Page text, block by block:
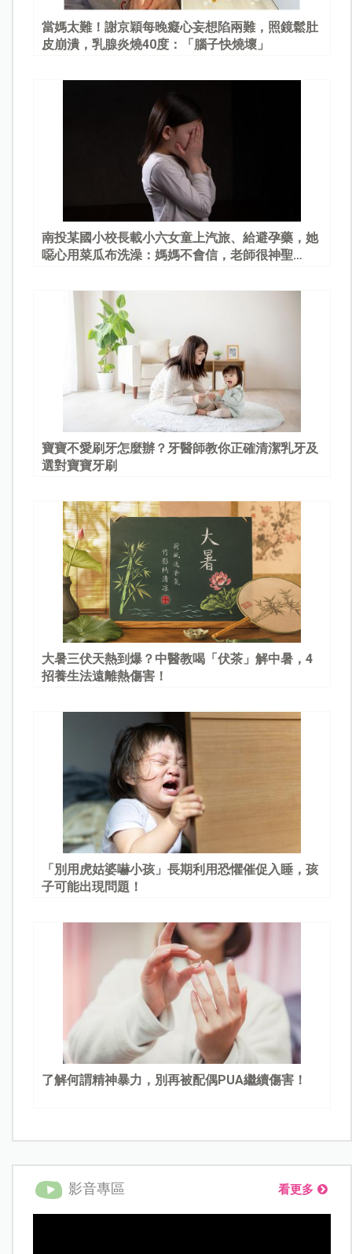
當媽太難！謝京穎每晚癡心妄想陷兩難，照鏡鬆肚
皮崩潰，乳腺炎燒40度：「腦子快燒壞」
南投某國小校長載小六女童上汽旅、給避孕藥，她
噁心用菜瓜布洗澡：媽媽不會信，老師很神聖…
寶寶不愛刷牙怎麼辦？牙醫師教你正確清潔乳牙及
選對寶寶牙刷
大暑三伏天熱到爆？中醫教喝「伏茶」解中暑，4
招養生法遠離熱傷害！
「別用虎姑婆嚇小孩」長期利用恐懼催促入睡，孩
子可能出現問題！
了解何謂精神暴力，別再被配偶PUA繼續傷害！
影音專區 看更多